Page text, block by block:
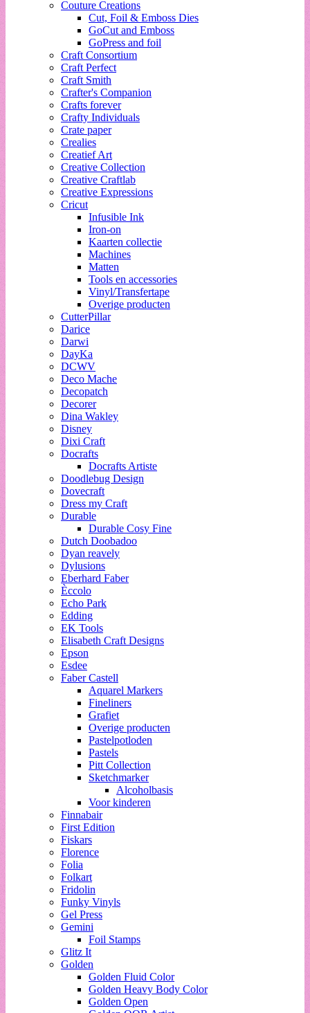
Couture Creations
Cut, Foil & Emboss Dies
GoCut and Emboss
GoPress and foil
Craft Consortium
Craft Perfect
Craft Smith
Crafter's Companion
Crafts forever
Crafty Individuals
Crate paper
Crealies
Creatief Art
Creative Collection
Creative Craftlab
Creative Expressions
Cricut
Infusible Ink
Iron-on
Kaarten collectie
Machines
Matten
Tools en accessories
Vinyl/Transfertape
Overige producten
CutterPillar
Darice
Darwi
DayKa
DCWV
Deco Mache
Decopatch
Decorer
Dina Wakley
Disney
Dixi Craft
Docrafts
Docrafts Artiste
Doodlebug Design
Dovecraft
Dress my Craft
Durable
Durable Cosy Fine
Dutch Doobadoo
Dyan reavely
Dylusions
Eberhard Faber
Èccolo
Echo Park
Edding
EK Tools
Elisabeth Craft Designs
Epson
Esdee
Faber Castell
Aquarel Markers
Fineliners
Grafiet
Overige producten
Pastelpotloden
Pastels
Pitt Collection
Sketchmarker
Alcoholbasis
Voor kinderen
Finnabair
First Edition
Fiskars
Florence
Folia
Folkart
Fridolin
Funky Vinyls
Gel Press
Gemini
Foil Stamps
Glitz It
Golden
Golden Fluid Color
Golden Heavy Body Color
Golden Open